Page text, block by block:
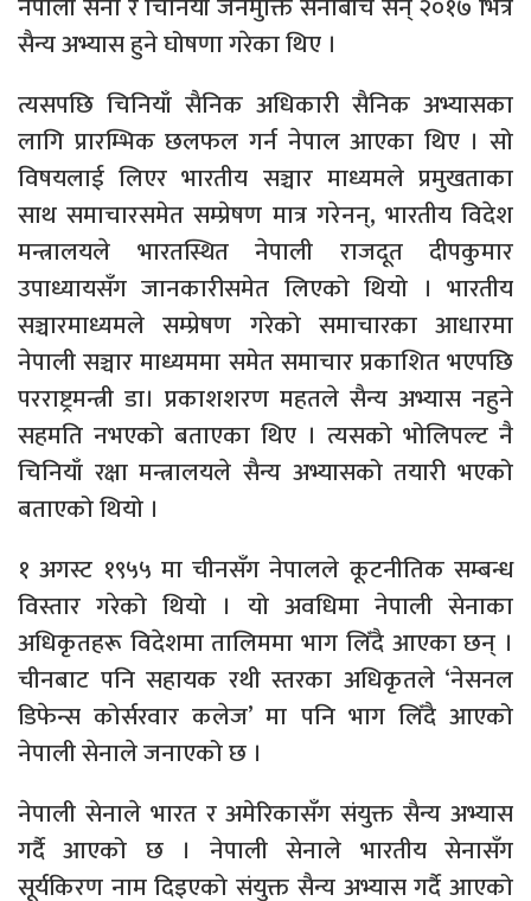
सैन्य अभ्यास हुने घोषणा गरेका थिए ।
त्यसपछि चिनियाँ सैनिक अधिकारी सैनिक अभ्यासका
लागि प्रारम्भिक छलफल गर्न नेपाल आएका थिए । सो
विषयलाई लिएर भारतीय सञ्चार माध्यमले प्रमुखताका
साथ समाचारसमेत सम्प्रेषण मात्र गरेनन्, भारतीय विदेश
मन्त्रालयले भारतस्थित नेपाली राजदूत दीपकुमार
उपाध्यायसँग जानकारीसमेत लिएको थियो । भारतीय
सञ्चारमाध्यमले सम्प्रेषण गरेको समाचारका आधारमा
नेपाली सञ्चार माध्यममा समेत समाचार प्रकाशित भएपछि
परराष्ट्रमन्त्री डा। प्रकाशशरण महतले सैन्य अभ्यास नहुने
सहमति नभएको बताएका थिए । त्यसको भोलिपल्ट नै
चिनियाँ रक्षा मन्त्रालयले सैन्य अभ्यासको तयारी भएको
बताएको थियो ।
१ अगस्ट १९५५ मा चीनसँग नेपालले कूटनीतिक सम्बन्ध
विस्तार गरेको थियो । यो अवधिमा नेपाली सेनाका
अधिकृतहरू विदेशमा तालिममा भाग लिँदै आएका छन् ।
चीनबाट पनि सहायक रथी स्तरका अधिकृतले ‘नेसनल
डिफेन्स कोर्सरवार कलेज’ मा पनि भाग लिँदै आएको
नेपाली सेनाले जनाएको छ ।
नेपाली सेनाले भारत र अमेरिकासँग संयुक्त सैन्य अभ्यास
गर्दै आएको छ । नेपाली सेनाले भारतीय सेनासँग
सूर्यकिरण नाम दिइएको संयुक्त सैन्य अभ्यास गर्दै आएको